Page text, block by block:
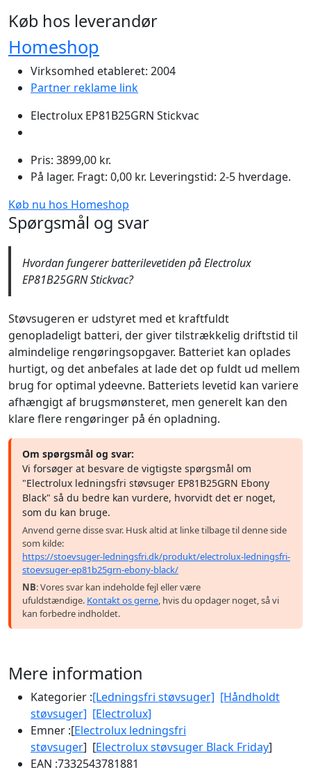
Køb hos leverandør
Homeshop
Virksomhed etableret: 2004
Partner reklame link
Electrolux EP81B25GRN Stickvac
Pris: 3899,00 kr.
På lager. Fragt: 0,00 kr. Leveringstid: 2-5 hverdage.
Køb nu hos Homeshop
Spørgsmål og svar
Hvordan fungerer batterilevetiden på Electrolux
EP81B25GRN Stickvac?
Støvsugeren er udstyret med et kraftfuldt
genopladeligt batteri, der giver tilstrækkelig driftstid til
almindelige rengøringsopgaver. Batteriet kan oplades
hurtigt, og det anbefales at lade det op fuldt ud mellem
brug for optimal ydeevne. Batteriets levetid kan variere
afhængigt af brugsmønsteret, men generelt kan den
klare flere rengøringer på én opladning.
Om spørgsmål og svar:
Vi forsøger at besvare de vigtigste spørgsmål om
"Electrolux ledningsfri støvsuger EP81B25GRN Ebony
Black" så du bedre kan vurdere, hvorvidt det er noget,
som du kan bruge.
Anvend gerne disse svar. Husk altid at linke tilbage til denne side
som kilde:
https://stoevsuger-ledningsfri.dk/produkt/electrolux-ledningsfri-
stoevsuger-ep81b25grn-ebony-black/
NB: Vores svar kan indeholde fejl eller være
ufuldstændige. Kontakt os gerne, hvis du opdager noget, så vi
kan forbedre indholdet.
Mere information
Kategorier :[Ledningsfri støvsuger] [Håndholdt
støvsuger] [Electrolux]
Emner :[Electrolux ledningsfri
støvsuger] [Electrolux støvsuger Black Friday]
EAN :7332543781881